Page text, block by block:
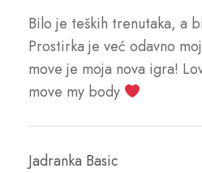
Bilo je teških trenutaka, a
Prostirka je već odavno
move je moja nova igra!
move my body
Jadranka Basic